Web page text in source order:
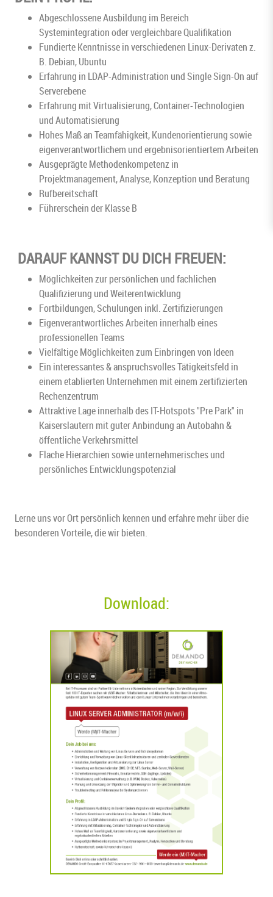
Abgeschlossene Ausbildung im Bereich
Systemintegration oder vergleichbare Qualifikation
Fundierte Kenntnisse in verschiedenen Linux-Derivaten z.
B. Debian, Ubuntu
Erfahrung in LDAP-Administration und Single Sign-On auf
Serverebene
Erfahrung mit Virtualisierung, Container-Technologien
und Automatisierung
Hohes Maß an Teamfähigkeit, Kundenorientierung sowie
eigenverantwortlichem und ergebnisorientiertem Arbeiten
Ausgeprägte Methodenkompetenz in
Projektmanagement, Analyse, Konzeption und Beratung
Rufbereitschaft
Führerschein der Klasse B
DARAUF KANNST DU DICH FREUEN:
Möglichkeiten zur persönlichen und fachlichen
Qualifizierung und Weiterentwicklung
Fortbildungen, Schulungen inkl. Zertifizierungen
Eigenverantwortliches Arbeiten innerhalb eines
professionellen Teams
Vielfältige Möglichkeiten zum Einbringen von Ideen
Ein interessantes & anspruchsvolles Tätigkeitsfeld in
einem etablierten Unternehmen mit einem zertifizierten
Rechenzentrum
Attraktive Lage innerhalb des IT-Hotspots "Pre Park" in
Kaiserslautern mit guter Anbindung an Autobahn &
öffentliche Verkehrsmittel
Flache Hierarchien sowie unternehmerisches und
persönliches Entwicklungspotenzial
Lerne uns vor Ort persönlich kennen und erfahre mehr über die
besonderen Vorteile, die wir bieten.
Download: